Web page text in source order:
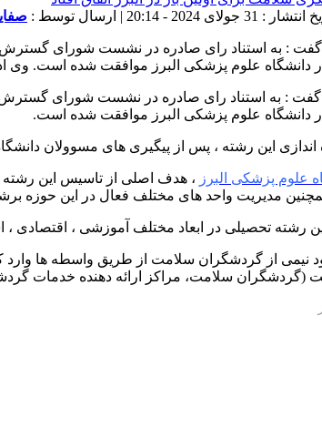
گفت : به استناد رای صادره در نشست شورای
علوم پزشکی البرز موافقت شده است. وی
گفت : به استناد رای صادره در نشست شورای گسترش
علوم پزشکی البرز موافقت شده است.
اندازی این رشته ، پس از پیگیری های مسوولان
علوم پزشکی البرز ، هدف اصلی از تاسیس این رشته
مدیریت واحد های مختلف فعال در این حوزه
رشته تحصیلی در ابعاد مختلف آموزشی ، اقتصادی
نیمی از گردشگران سلامت از طریق واسطه ها وارد
سلامت، مراکز ارائه دهنده خدمات